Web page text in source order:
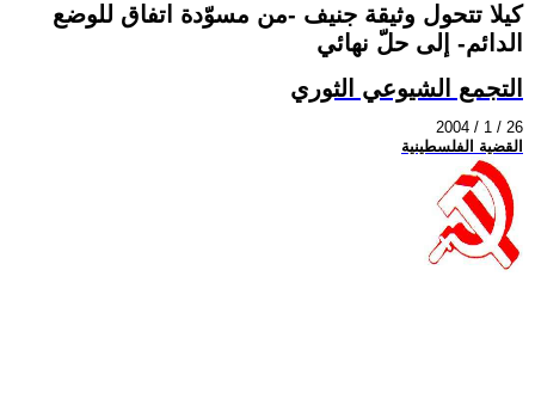
كيلا تتحول وثيقة جنيف -من مسوّدة اتفاق للوضع
الدائم- إلى حلّ نهائي
التجمع الشيوعي الثوري
2004 / 1 / 26
القضية الفلسطينية